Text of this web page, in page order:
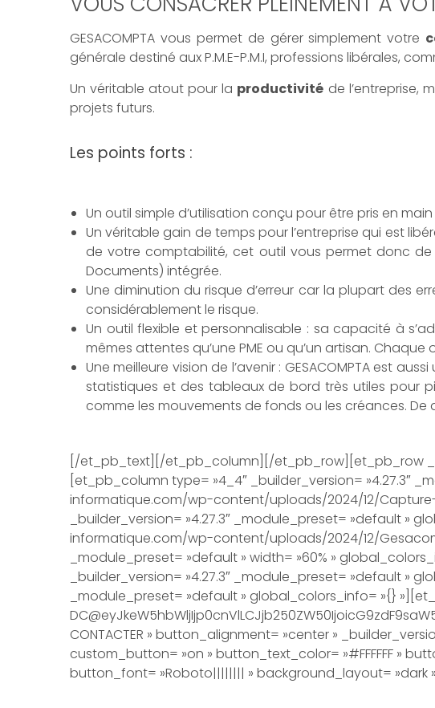
GESACOMPTA vous permet de gérer simplement votre
générale destiné aux P.M.E-P.M.I, professions libérales,
Un véritable atout pour la productivité de l’entreprise,
projets futurs.
Les points forts :
Un outil simple d’utilisation conçu pour être pris en
Un véritable gain de temps pour l’entreprise qui est
de votre comptabilité, cet outil vous permet donc de
Documents) intégrée.
Une diminution du risque d’erreur car la plupart des
considérablement le risque.
Un outil flexible et personnalisable : sa capacité à
mêmes attentes qu’une PME ou qu’un artisan.
Une meilleure vision de l’avenir : GESACOMPTA est
statistiques et des tableaux de bord très utiles pour
comme les mouvements de fonds ou les créances. De
[/et_pb_text][/et_pb_column][/et_pb_row][et_pb_row
[et_pb_column type= »4_4″ _builder_version= »4.27.3″
informatique.com/wp-content/uploads/2024/12/
_builder_version= »4.27.3″ _module_preset= »default
informatique.com/wp-content/uploads/2024/12/
_module_preset= »default » width= »60% »
_builder_version= »4.27.3″ _module_preset= »default »
_module_preset= »default » global_colors_info= »{}
CONTACTER » button_alignment= »center »
custom_button= »on » button_text_color= »#FFFFFF »
button_font= »Roboto|||||||| » background_layout=